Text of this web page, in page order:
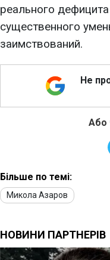
реального
существенного
заимствований.
Не
Або
Більше по темі:
Микола Азаров